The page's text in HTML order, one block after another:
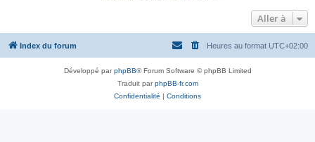
Aller à
Index du forum Heures au format UTC+02:00
Développé parphpBB® Forum Software © phpBB Limited
Traduit parphpBB-fr.com
Confidentialité | Conditions